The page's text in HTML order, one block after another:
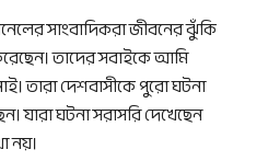
সাংবাদিকরা জীবনের ঝুঁকি
তাদের সবাইকে আমি
তারা দেশবাসীকে পুরো ঘটনা
যারা ঘটনা সরাসরি দেখেছেন
নয়।